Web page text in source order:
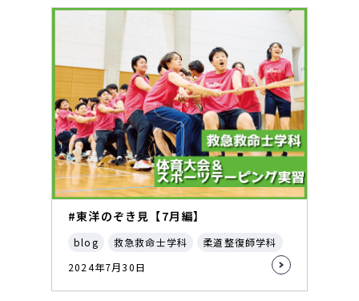
#東洋のぞき見【7月編】
blog 救急救命士学科
柔道整復師学科
2024年7月30日